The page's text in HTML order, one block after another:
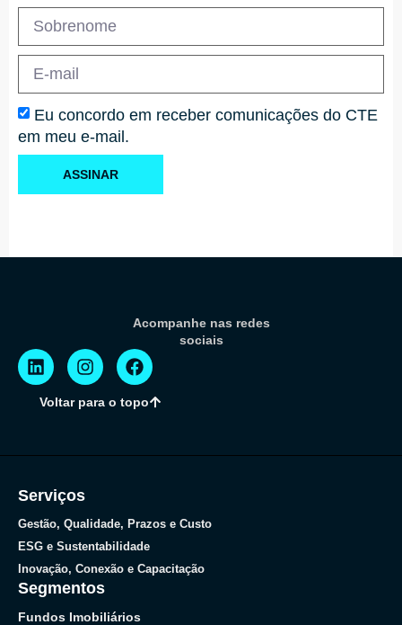
Eu concordo em receber comunicações do CTE
em meu e-mail.
ASSINAR
Acompanhe nas redes
sociais
Voltar para o topo
Serviços
Gestão, Qualidade, Prazos e Custo
ESG e Sustentabilidade
Inovação, Conexão e Capacitação
Segmentos
Fundos Imobiliários